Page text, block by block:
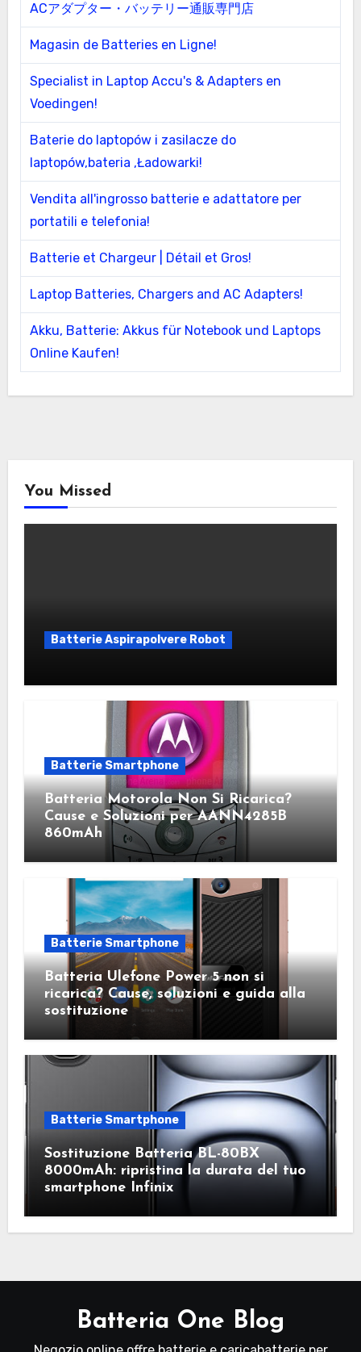
ACアダプター・バッテリー通販専門店
Magasin de Batteries en Ligne!
Specialist in Laptop Accu's & Adapters en
Voedingen!
Baterie do laptopów i zasilacze do
laptopów,bateria ,Ładowarki!
Vendita all'ingrosso batterie e adattatore per
portatili e telefonia!
Batterie et Chargeur | Détail et Gros!
Laptop Batteries, Chargers and AC Adapters!
Akku, Batterie: Akkus für Notebook und Laptops
Online Kaufen!
You Missed
Batterie Aspirapolvere Robot
Batterie Smartphone
Batteria Motorola Non Si Ricarica?
Cause e Soluzioni per AANN4285B
860mAh
Batterie Smartphone
Batteria Ulefone Power 5 non si
ricarica? Cause, soluzioni e guida alla
sostituzione
Batterie Smartphone
Sostituzione Batteria BL-80BX
8000mAh: ripristina la durata del tuo
smartphone Infinix
Batteria One Blog